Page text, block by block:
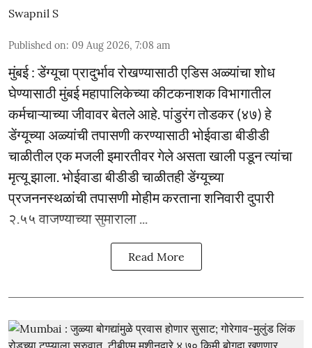
Swapnil S
Published on: 09 Aug 2026, 7:08 am
मुंबई : डेंग्यूचा प्रादुर्भाव रोखण्यासाठी एडिस अळ्यांचा शोध
घेण्यासाठी मुंबई महापालिकेच्या कीटकनाशक विभागातील
कर्मचाऱ्याच्या जीवावर बेतले आहे. पांडुरंग तोडकर (४७) हे
डेंग्यूच्या अळ्यांची तपासणी करण्यासाठी भोईवाडा बीडीडी
चाळीतील एक मजली इमारतीवर गेले असता खाली पडून त्यांचा
मृत्यू झाला. भोईवाडा बीडीडी चाळीतही डेंग्यूच्या
प्रजननस्थळांची तपासणी मोहीम करताना शनिवारी दुपारी
२.५५ वाजण्याच्या सुमाराला ...
Read More